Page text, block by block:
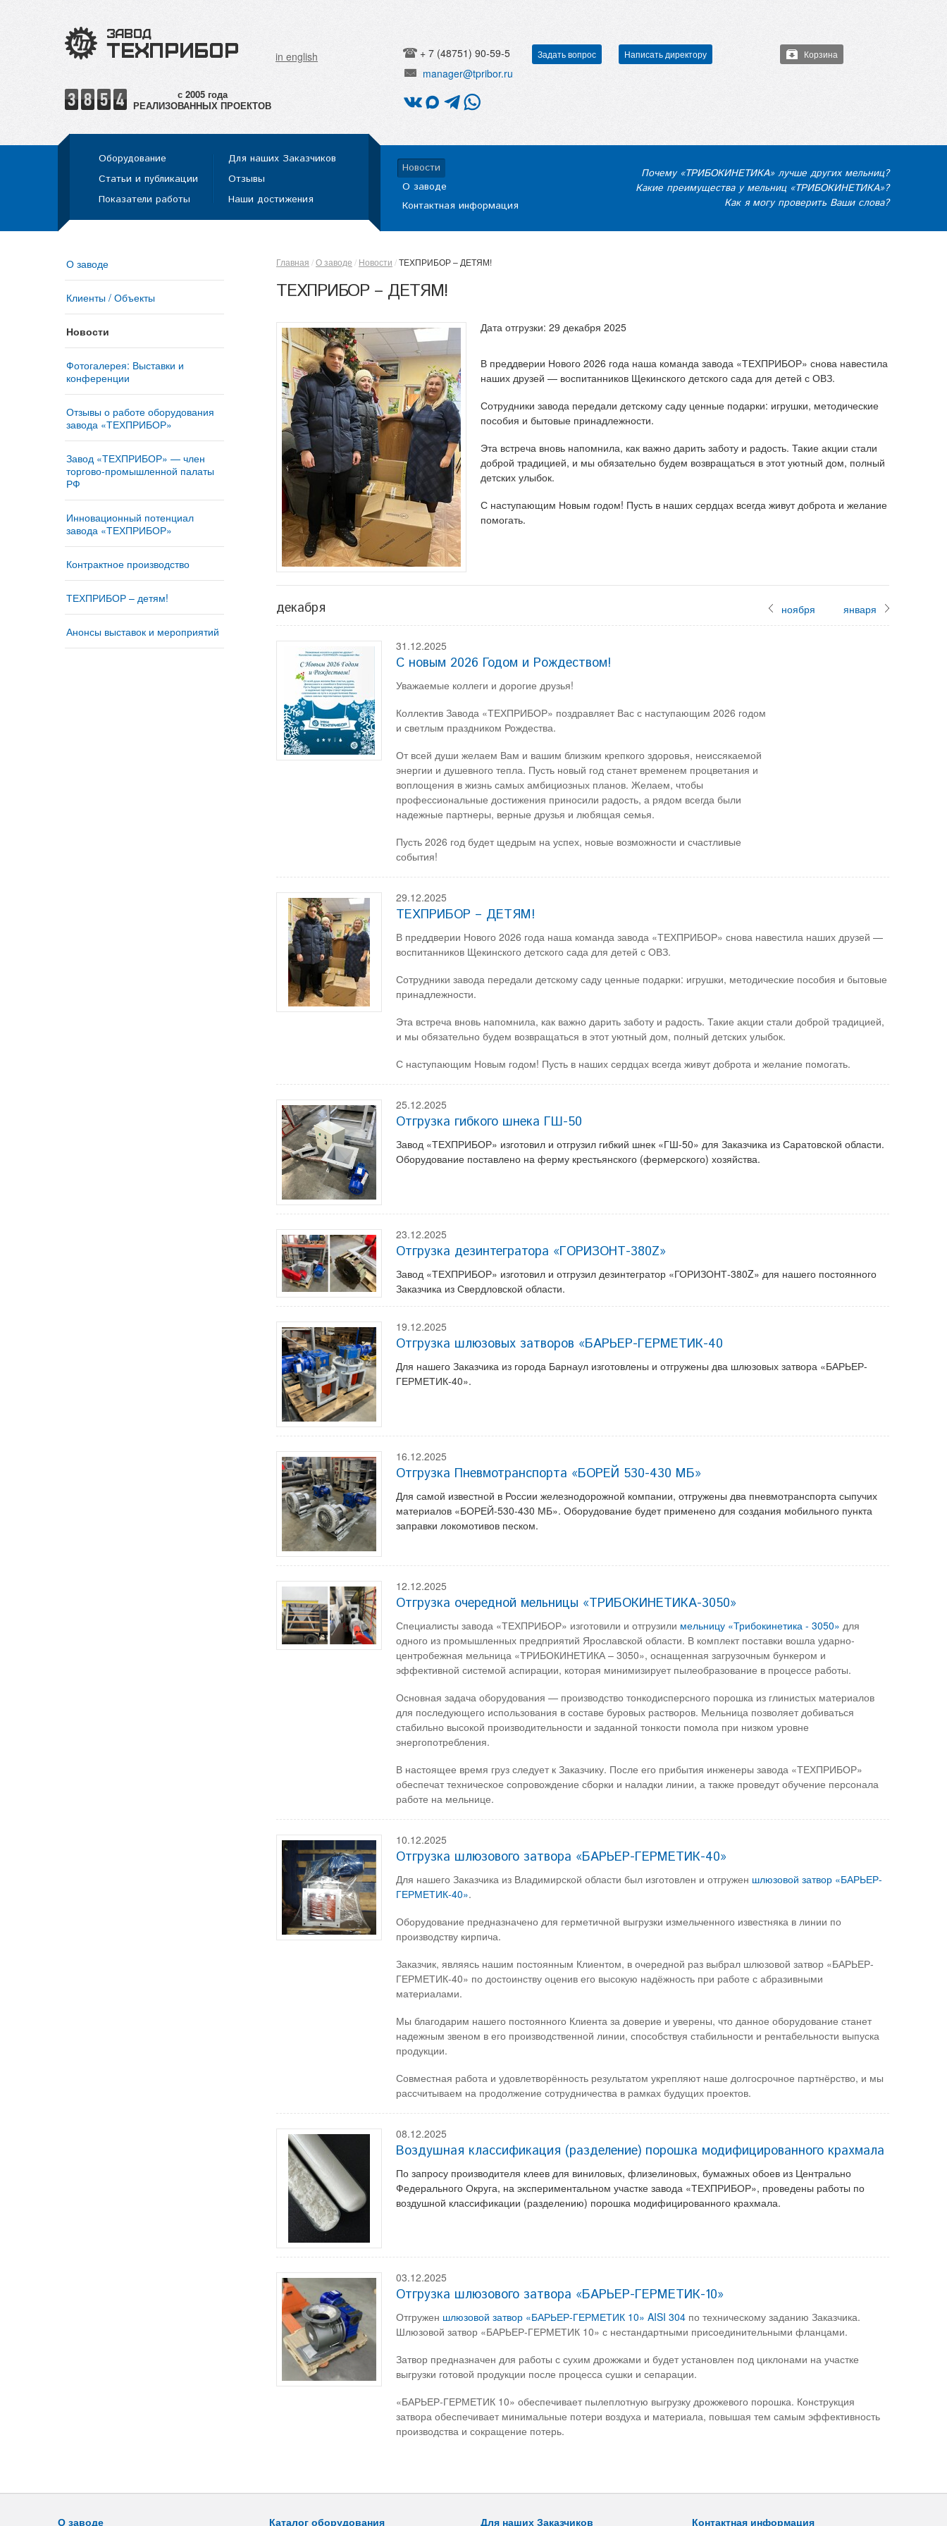
in english + 7 (48751) 90-59-5 Задать вопрос Написать директору
manager@tpribor.ru
Корзина
РЕАЛИЗОВАННЫХ ПРОЕКТОВ
Оборудование
Статьи и публикации
Показатели работы
Для наших Заказчиков
Отзывы
Наши достижения
Новости
О заводе
Контактная информация
Почему «ТРИБОКИНЕТИКА» лучше других мельниц?
Какие преимущества у мельниц «ТРИБОКИНЕТИКА»?
Как я могу проверить Ваши слова?
О заводе
Клиенты / Объекты
Новости
Фотогалерея: Выставки и
конференции
Отзывы о работе оборудования
завода «ТЕХПРИБОР»
Завод «ТЕХПРИБОР» — член
торгово-промышленной палаты
РФ
Инновационный потенциал
завода «ТЕХПРИБОР»
Контрактное производство
ТЕХПРИБОР – детям!
Анонсы выставок и мероприятий
Главная О заводе Новости ТЕХПРИБОР – ДЕТЯМ!
ТЕХПРИБОР – ДЕТЯМ!
Дата отгрузки: 29 декабря 2025
В преддверии Нового 2026 года наша команда завода «ТЕХПРИБОР» снова навестила
наших друзей — воспитанников Щекинского детского сада для детей с ОВЗ.
Сотрудники завода передали детскому саду ценные подарки: игрушки, методические
пособия и бытовые принадлежности.
Эта встреча вновь напомнила, как важно дарить заботу и радость. Такие акции стали
доброй традицией, и мы обязательно будем возвращаться в этот уютный дом, полный
детских улыбок.
С наступающим Новым годом! Пусть в наших сердцах всегда живут доброта и желание
помогать.
ноября января
декабря
31.12.2025
С новым 2026 Годом и Рождеством!
Уважаемые коллеги и дорогие друзья!
Коллектив Завода «ТЕХПРИБОР» поздравляет Вас с наступающим 2026 годом
и светлым праздником Рождества.
От всей души желаем Вам и вашим близким крепкого здоровья, неиссякаемой
энергии и душевного тепла. Пусть новый год станет временем процветания и
воплощения в жизнь самых амбициозных планов. Желаем, чтобы
профессиональные достижения приносили радость, а рядом всегда были
надежные партнеры, верные друзья и любящая семья.
Пусть 2026 год будет щедрым на успех, новые возможности и счастливые
события!
29.12.2025
ТЕХПРИБОР – ДЕТЯМ!
В преддверии Нового 2026 года наша команда завода «ТЕХПРИБОР» снова навестила наших друзей —
воспитанников Щекинского детского сада для детей с ОВЗ.
Сотрудники завода передали детскому саду ценные подарки: игрушки, методические пособия и бытовые
принадлежности.
Эта встреча вновь напомнила, как важно дарить заботу и радость. Такие акции стали доброй традицией,
и мы обязательно будем возвращаться в этот уютный дом, полный детских улыбок.
С наступающим Новым годом! Пусть в наших сердцах всегда живут доброта и желание помогать.
25.12.2025
Отгрузка гибкого шнека ГШ-50
Завод «ТЕХПРИБОР» изготовил и отгрузил гибкий шнек «ГШ-50» для Заказчика из Саратовской области.
Оборудование поставлено на ферму крестьянского (фермерского) хозяйства.
23.12.2025
Отгрузка дезинтегратора «ГОРИЗОНТ-380Z»
Завод «ТЕХПРИБОР» изготовил и отгрузил дезинтегратор «ГОРИЗОНТ-380Z» для нашего постоянного
Заказчика из Свердловской области.
19.12.2025
Отгрузка шлюзовых затворов «БАРЬЕР-ГЕРМЕТИК-40
Для нашего Заказчика из города Барнаул изготовлены и отгружены два шлюзовых затвора «БАРЬЕР-
ГЕРМЕТИК-40».
16.12.2025
Отгрузка Пневмотранспорта «БОРЕЙ 530-430 МБ»
Для самой известной в России железнодорожной компании, отгружены два пневмотранспорта сыпучих
материалов «БОРЕЙ-530-430 МБ». Оборудование будет применено для создания мобильного пункта
заправки локомотивов песком.
12.12.2025
Отгрузка очередной мельницы «ТРИБОКИНЕТИКА-3050»
Специалисты завода «ТЕХПРИБОР» изготовили и отгрузили мельницу «Трибокинетика - 3050» для
одного из промышленных предприятий Ярославской области. В комплект поставки вошла ударно-
центробежная мельница «ТРИБОКИНЕТИКА – 3050», оснащенная загрузочным бункером и
эффективной системой аспирации, которая минимизирует пылеобразование в процессе работы.
Основная задача оборудования — производство тонкодисперсного порошка из глинистых материалов
для последующего использования в составе буровых растворов. Мельница позволяет добиваться
стабильно высокой производительности и заданной тонкости помола при низком уровне
энергопотребления.
В настоящее время груз следует к Заказчику. После его прибытия инженеры завода «ТЕХПРИБОР»
обеспечат техническое сопровождение сборки и наладки линии, а также проведут обучение персонала
работе на мельнице.
10.12.2025
Отгрузка шлюзового затвора «БАРЬЕР-ГЕРМЕТИК-40»
Для нашего Заказчика из Владимирской области был изготовлен и отгружен шлюзовой затвор «БАРЬЕР-
ГЕРМЕТИК-40».
Оборудование предназначено для герметичной выгрузки измельченного известняка в линии по
производству кирпича.
Заказчик, являясь нашим постоянным Клиентом, в очередной раз выбрал шлюзовой затвор «БАРЬЕР-
ГЕРМЕТИК-40» по достоинству оценив его высокую надёжность при работе с абразивными
материалами.
Мы благодарим нашего постоянного Клиента за доверие и уверены, что данное оборудование станет
надежным звеном в его производственной линии, способствуя стабильности и рентабельности выпуска
продукции.
Совместная работа и удовлетворённость результатом укрепляют наше долгосрочное партнёрство, и мы
рассчитываем на продолжение сотрудничества в рамках будущих проектов.
08.12.2025
Воздушная классификация (разделение) порошка модифицированного крахмала
По запросу производителя клеев для виниловых, флизелиновых, бумажных обоев из Центрально
Федерального Округа, на экспериментальном участке завода «ТЕХПРИБОР», проведены работы по
воздушной классификации (разделению) порошка модифицированного крахмала.
03.12.2025
Отгрузка шлюзового затвора «БАРЬЕР-ГЕРМЕТИК-10»
Отгружен шлюзовой затвор «БАРЬЕР-ГЕРМЕТИК 10» AISI 304 по техническому заданию Заказчика.
Шлюзовой затвор «БАРЬЕР-ГЕРМЕТИК 10» с нестандартными присоединительными фланцами.
Затвор предназначен для работы с сухим дрожжами и будет установлен под циклонами на участке
выгрузки готовой продукции после процесса сушки и сепарации.
«БАРЬЕР-ГЕРМЕТИК 10» обеспечивает пылеплотную выгрузку дрожжевого порошка. Конструкция
затвора обеспечивает минимальные потери воздуха и материала, повышая тем самым эффективность
производства и сокращение потерь.
О заводе Каталог оборудования Для наших Заказчиков Контактная информация